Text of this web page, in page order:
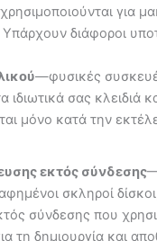
για
διάφοροι
—φυσικές
σας κλειδιά
μόνο κατά την
εκτός σύνδεσης
σκληροί δίσκοι,
σύνδεσης που
τη δημιουργία και